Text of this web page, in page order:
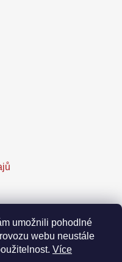
umožnili pohodlné
webu neustále
Více